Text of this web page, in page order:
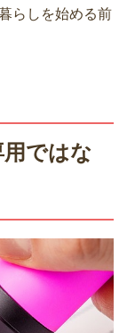
らしを始める前
ではな